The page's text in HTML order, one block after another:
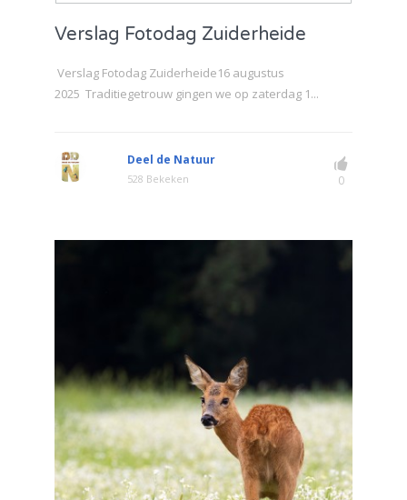
Verslag Fotodag Zuiderheide
Verslag Fotodag Zuiderheide16 augustus
2025 Traditiegetrouw gingen we op zaterdag 1...
Deel de Natuur
528 Bekeken 0